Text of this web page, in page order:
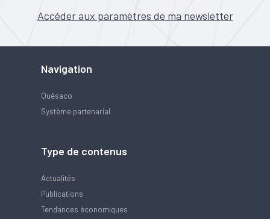
Accéder aux paramètres de ma newsletter
Navigation
Quésaco
Système partenarial
Type de contenus
Actualités
Publications
Tendances économiques